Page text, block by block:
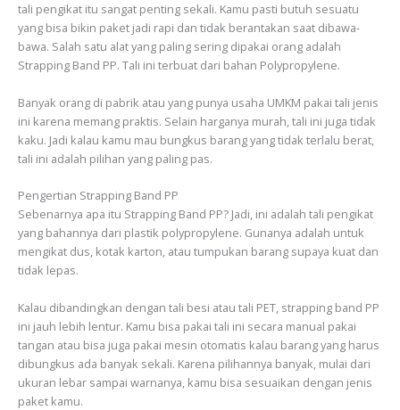
tali pengikat itu sangat penting sekali. Kamu pasti butuh sesuatu
yang bisa bikin paket jadi rapi dan tidak berantakan saat dibawa-
bawa. Salah satu alat yang paling sering dipakai orang adalah
Strapping Band PP. Tali ini terbuat dari bahan Polypropylene.
Banyak orang di pabrik atau yang punya usaha UMKM pakai tali jenis
ini karena memang praktis. Selain harganya murah, tali ini juga tidak
kaku. Jadi kalau kamu mau bungkus barang yang tidak terlalu berat,
tali ini adalah pilihan yang paling pas.
Pengertian Strapping Band PP
Sebenarnya apa itu Strapping Band PP? Jadi, ini adalah tali pengikat
yang bahannya dari plastik polypropylene. Gunanya adalah untuk
mengikat dus, kotak karton, atau tumpukan barang supaya kuat dan
tidak lepas.
Kalau dibandingkan dengan tali besi atau tali PET, strapping band PP
ini jauh lebih lentur. Kamu bisa pakai tali ini secara manual pakai
tangan atau bisa juga pakai mesin otomatis kalau barang yang harus
dibungkus ada banyak sekali. Karena pilihannya banyak, mulai dari
ukuran lebar sampai warnanya, kamu bisa sesuaikan dengan jenis
paket kamu.